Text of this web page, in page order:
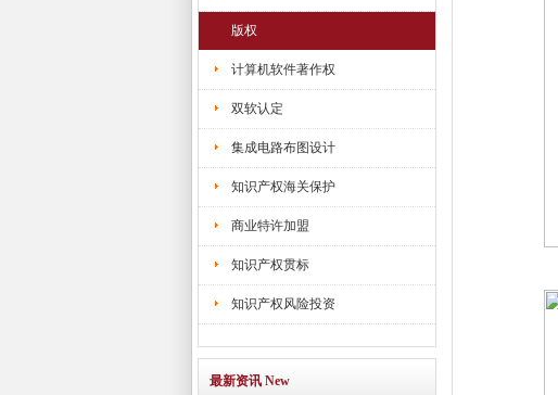
版权
计算机软件著作权
双软认定
集成电路布图设计
知识产权海关保护
商业特许加盟
知识产权贯标
知识产权风险投资
最新资讯 New